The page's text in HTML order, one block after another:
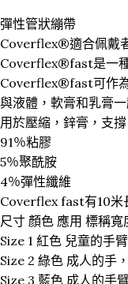
彈性管狀繃帶
Coverflex®適合佩戴
Coverflex®fast是一種
Coverflex®fast可作為
與液體，軟膏和乳膏
用於壓縮，鋅膏，支
91％粘膠
5％聚酰胺
4％彈性纖維
Coverflex fast有10米
尺寸 顏色 應用 標稱寬
Size 1 紅色 兒童的手
Size 2 綠色 成人的手
Size 3 藍色 成人的手